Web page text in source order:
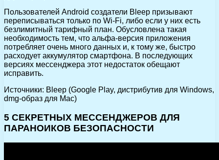
Пользователей Android создатели Bleep призывают
переписываться только по Wi-Fi, либо если у них есть
безлимитный тарифный план. Обусловлена такая
необходимость тем, что альфа-версия приложения
потребляет очень много данных и, к тому же, быстро
расходует аккумулятор смартфона. В последующих
версиях мессенджера этот недостаток обещают
исправить.
Источники: Bleep (Google Play, дистрибутив для Windows,
dmg-образ для Mac)
5 СЕКРЕТНЫХ МЕССЕНДЖЕРОВ ДЛЯ
ПАРАНОИКОВ БЕЗОПАСНОСТИ